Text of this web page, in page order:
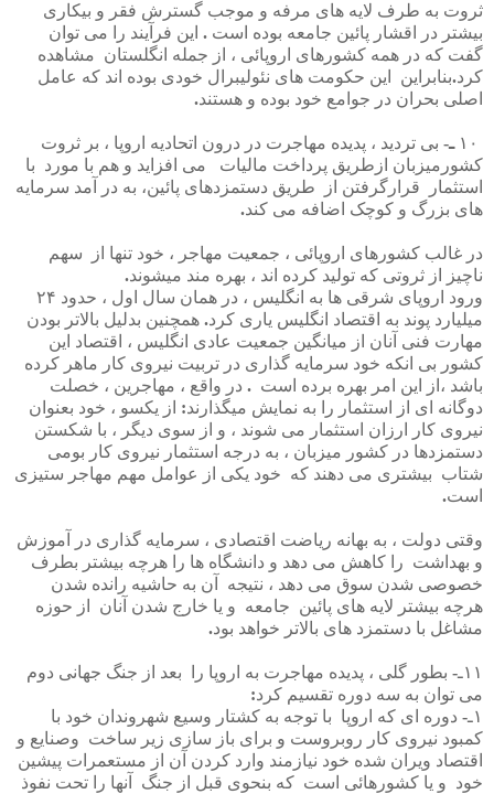
ثروت به طرف لایه های مرفه و موجب گسترش فقر و بیکاری
بیشتر در اقشار پائین جامعه بوده است . این فرآیند را می توان
گفت که در همه کشورهای اروپائی ، از جمله انگلستان مشاهده
کرد.بنابراین این حکومت های نئولیبرال خودی بوده اند که عامل
اصلی بحران در جوامع خود بوده و هستند.
۱۰ ـ- بی تردید ، پدیده مهاجرت در درون اتحادیه اروپا ، بر ثروت
کشورمیزبان ازطریق پرداخت مالیات می افزاید و هم با مورد با
استثمار
قرارگرفتن از طریق دستمزدهای پائین، به در آمد سرمایه
های بزرگ و کوچک اضافه می کند.
در غالب کشورهای اروپائی ، جمعیت مهاجر ، خود تنها از
سهم
ناچیز
از ثروتی که تولید کرده اند ، بهره مند میشوند.
ورود اروپای شرقی ها به انگلیس ، در همان سال اول ، حدود ۲۴
میلیارد پوند به اقتصاد انگلیس یاری کرد. همچنین بدلیل بالاتر بودن
مهارت فنی آنان از میانگین جمعیت عادی انگلیس ، اقتصاد این
کشور بی انکه خود سرمایه گذاری در تربیت نیروی کار ماهر کرده
باشد ،از این امر بهره برده است . در واقع ، مهاجرین ، خصلت
دوگانه ای از استثمار را به نمایش میگذارند: از یکسو ، خود بعنوان
نیروی کار ارزان استثمار می شوند ، و از سوی دیگر ، با شکستن
دستمزدها در کشور میزبان ، به درجه استثمار نیروی کار بومی
شتاب بیشتری می دهند که خود یکی از عوامل مهم مهاجر ستیزی
است.
وقتی دولت ، به بهانه ریاضت اقتصادی ، سرمایه گذاری در
آموزش
و بهداشت را کاهش می دهد و دانشگاه ها را هرچه بیشتر بطرف
خصوصی شدن سوق می دهد ، نتیجه آن به حاشیه رانده شدن
هرچه بیشتر لایه های پائین جامعه و یا خارج شدن آنان از حوزه
مشاغل با دستمزد های بالاتر خواهد بود.
۱۱ـ- بطور گلی ، پدیده مهاجرت به اروپا را بعد از جنگ جهانی دوم
می توان به سه دوره تقسیم کرد:
۱ـ- دوره ای که اروپا با توجه به کشتار وسیع شهروندان خود با
کمبود نیروی کار روبروست و برای باز سازی زیر ساخت وصنایع و
اقتصاد ویران شده خود نیازمند وارد کردن آن از مستعمرات پیشین
خود و یا کشورهائی است که بنحوی قبل از جنگ آنها را تحت نفوذ